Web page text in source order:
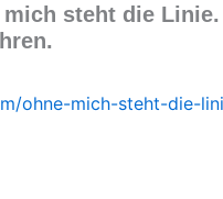
mich steht die
ohne-mich-steht-die-